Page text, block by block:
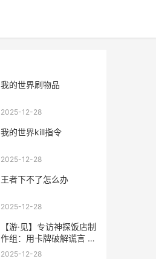
我的世界刷物品
2025-12-28
我的世界kill指令
2025-12-28
王者下不了怎么办
2025-12-28
【游·见】专访神探饭店制
作组：用卡牌破解谎言 游
见介博客
2025-12-28